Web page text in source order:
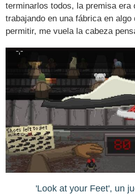
terminarlos todos, la premisa era
trabajando en una fábrica en
permitir, me vuela la cabeza
'Look at your Feet', un